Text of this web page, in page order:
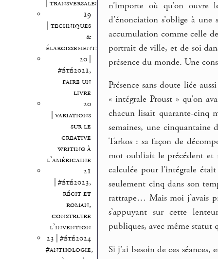
| transversales
19
| techniques
&
élargissements
20 |
#été2021,
faire un
livre
20
| variations
sur le
creative
writing à
l’américaine
21
| #été2023,
récit et
roman,
construire
l’invention
23 | #été2024
#anthologie,
n’importe où qu’on
d’énonciation s’oblige à
accumulation comme celle
portrait de ville, et de soi
présence du monde. Une
Présence sans doute liée
« intégrale Proust » qu’on
chacun lisait quarante-cinq
semaines, une cinquantaine
Tarkos : sa façon de
mot oubliait le précédent et
calculée pour l’intégrale
seulement cinq dans son
rattrape… Mais moi j’avais
s’appuyant sur cette
publiques, avec même statut
Si j’ai besoin de ces séances,